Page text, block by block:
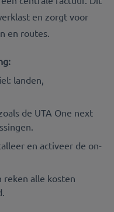
en zorgt voor
en routes.
landen,
de UTA One next
en activeer de on-
reken alle kosten